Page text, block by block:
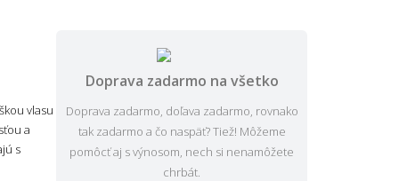
vlasu
a
s
Doprava zadarmo na všetko
Doprava zadarmo, doľava zadarmo, rovnako
tak zadarmo a čo naspäť? Tiež! Môžeme
pomôcť aj s výnosom, nech si nenamôžete
chrbát.